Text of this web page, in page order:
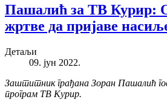
Пашалић за ТВ Курир:
жртве да пријаве
Детаљи
09. јун 2022.
Заштитник грађана Зоран Пашалић
програм ТВ Курир.